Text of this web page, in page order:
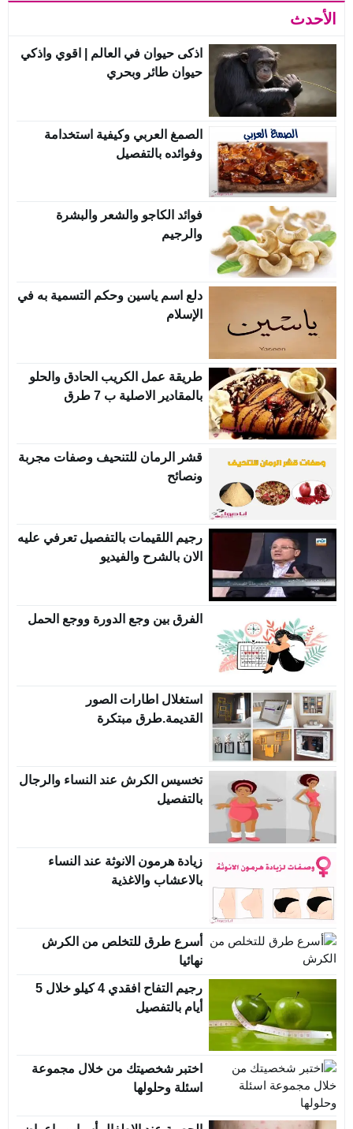
الأحدث
اذكى حيوان في العالم | اقوي واذكي
حيوان طائر وبحري
الصمغ العربي وكيفية استخدامة
وفوائده بالتفصيل
فوائد الكاجو والشعر والبشرة
والرجيم
دلع اسم ياسين وحكم التسمية به في
الإسلام
طريقة عمل الكريب الحادق والحلو
بالمقادير الاصلية ب 7 طرق
قشر الرمان للتنحيف وصفات مجربة
ونصائح
رجيم اللقيمات بالتفصيل تعرفي عليه
الان بالشرح والفيديو
الفرق بين وجع الدورة ووجع الحمل
استغلال اطارات الصور
القديمة.طرق مبتكرة
تخسيس الكرش عند النساء والرجال
بالتفصيل
زيادة هرمون الانوثة عند النساء
بالاعشاب والاغذية
أسرع طرق للتخلص من الكرش
نهائيا
رجيم التفاح افقدي 4 كيلو خلال 5
أيام بالتفصيل
اختبر شخصيتك من خلال مجموعة
اسئلة وحلولها